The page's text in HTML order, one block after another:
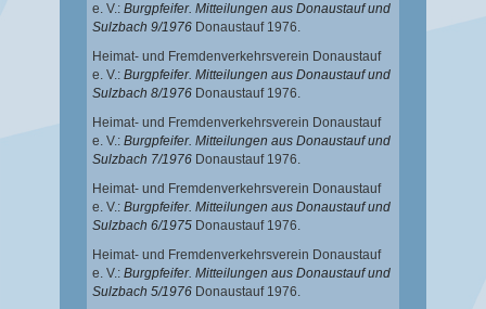
e. V.: Burgpfeifer. Mitteilungen aus Donaustauf und
Sulzbach 9/1976 Donaustauf 1976.
Heimat- und Fremdenverkehrsverein Donaustauf
e. V.: Burgpfeifer. Mitteilungen aus Donaustauf und
Sulzbach 8/1976 Donaustauf 1976.
Heimat- und Fremdenverkehrsverein Donaustauf
e. V.: Burgpfeifer. Mitteilungen aus Donaustauf und
Sulzbach 7/1976 Donaustauf 1976.
Heimat- und Fremdenverkehrsverein Donaustauf
e. V.: Burgpfeifer. Mitteilungen aus Donaustauf und
Sulzbach 6/1975 Donaustauf 1976.
Heimat- und Fremdenverkehrsverein Donaustauf
e. V.: Burgpfeifer. Mitteilungen aus Donaustauf und
Sulzbach 5/1976 Donaustauf 1976.